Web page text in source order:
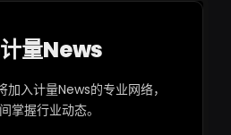
量News
入计量News的专业网络，
掌握行业动态。